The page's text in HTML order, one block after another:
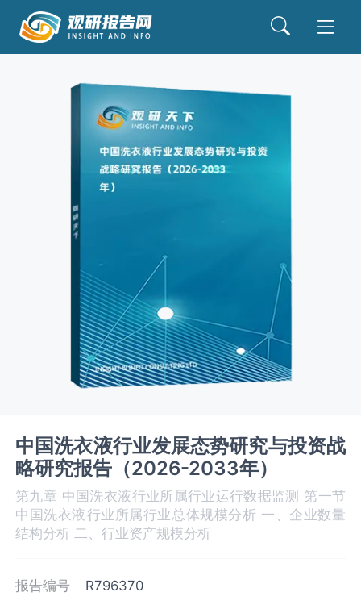
中国洗衣液行业发展态势研究与投资战
略研究报告（2026-2033年）
第九章 中国洗衣液‌‌‌行业所属行业运行数据监测 第一节
中国洗衣液‌‌‌行业所属行业总体规模分析 一、企业数量
结构分析 二、行业资产规模分析
报告编号 R796370